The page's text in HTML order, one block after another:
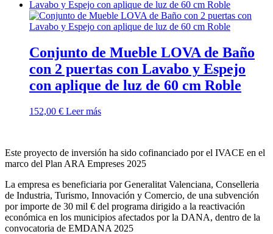
Conjunto de Mueble LOVA de Baño
con 2 puertas con Lavabo y Espejo
con aplique de luz de 60 cm Roble
152,00 € Leer más
Este proyecto de inversión ha sido cofinanciado por el IVACE en el
marco del Plan ARA Empreses 2025
La empresa es beneficiaria por Generalitat Valenciana, Conselleria
de Industria, Turismo, Innovación y Comercio, de una subvención
por importe de 30 mil € del programa dirigido a la reactivación
económica en los municipios afectados por la DANA, dentro de la
convocatoria de EMDANA 2025